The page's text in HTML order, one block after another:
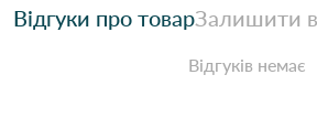
Відгуки про товарЗалишити
Відгуків немає